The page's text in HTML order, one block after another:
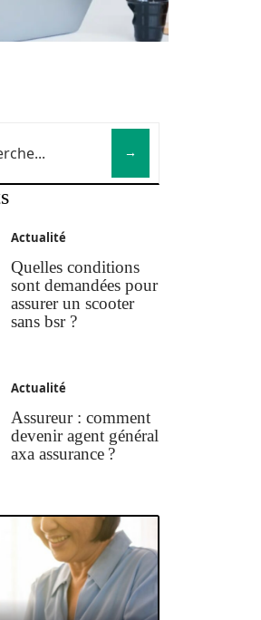
Actualité
Quelles conditions
sont demandées pour
assurer un scooter
sans bsr ?
Actualité
Assureur : comment
devenir agent général
axa assurance ?